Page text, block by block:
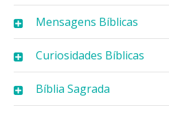
Mensagens Bíblicas
Curiosidades Bíblicas
Bíblia Sagrada